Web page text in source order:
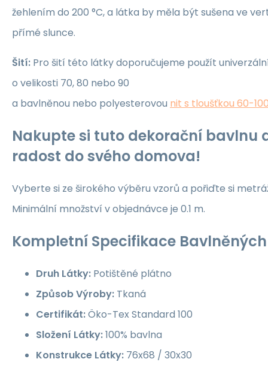
žehlením do 200 °C, a látka by měla být sušena ve
přímé slunce.
Šití: Pro šití této látky doporučujeme použít
o velikosti 70, 80 nebo 90
a bavlněnou nebo polyesterovou nit s tloušťkou 60-
Nakupte si tuto dekorační bavlnu
radost do svého domova!
Vyberte si ze širokého výběru vzorů a pořiďte si
Minimální množství v objednávce je 0.1 m.
Kompletní Specifikace
Druh Látky: Potištěné plátno
Způsob Výroby: Tkaná
Certifikát:Öko-Tex Standard 100
Složení Látky:100% bavlna
Konstrukce Látky: 76x68 / 30x30